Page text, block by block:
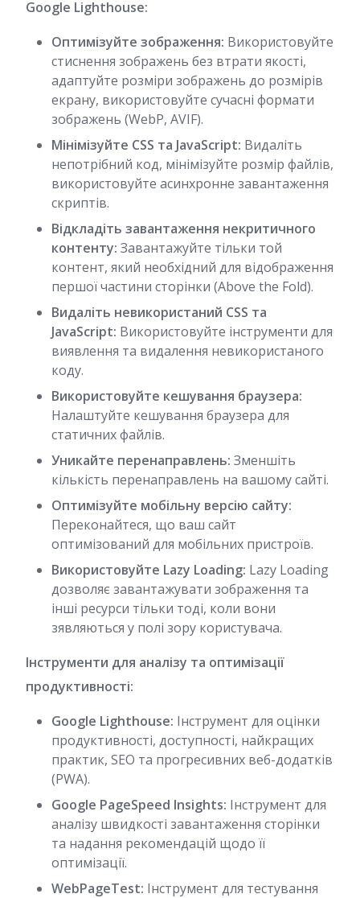
Google Lighthouse:
Оптимізуйте зображення: Використовуйте
стиснення зображень без втрати якості,
адаптуйте розміри зображень до розмірів
екрану, використовуйте сучасні формати
зображень (WebP, AVIF).
Мінімізуйте CSS та JavaScript: Видаліть
непотрібний код, мінімізуйте розмір файлів,
використовуйте асинхронне завантаження
скриптів.
Відкладіть завантаження некритичного
контенту: Завантажуйте тільки той
контент, який необхідний для відображення
першої частини сторінки (Above the Fold).
Видаліть невикористаний CSS та
JavaScript: Використовуйте інструменти для
виявлення та видалення невикористаного
коду.
Використовуйте кешування браузера:
Налаштуйте кешування браузера для
статичних файлів.
Уникайте перенаправлень: Зменшіть
кількість перенаправлень на вашому сайті.
Оптимізуйте мобільну версію сайту:
Переконайтеся, що ваш сайт
оптимізований для мобільних пристроїв.
Використовуйте Lazy Loading: Lazy Loading
дозволяє завантажувати зображення та
інші ресурси тільки тоді, коли вони
зявляються у полі зору користувача.
Інструменти для аналізу та оптимізації
продуктивності:
Google Lighthouse: Інструмент для оцінки
продуктивності, доступності, найкращих
практик, SEO та прогресивних веб-додатків
(PWA).
Google PageSpeed Insights: Інструмент для
аналізу швидкості завантаження сторінки
та надання рекомендацій щодо її
оптимізації.
WebPageTest: Інструмент для тестування